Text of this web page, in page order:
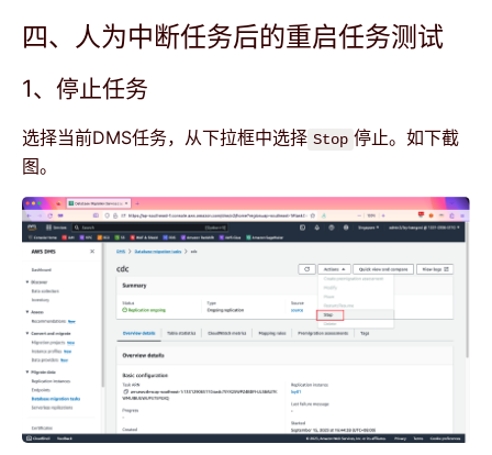
四、人为中断任务后的重启任务测试
1、停止任务
选择当前DMS任务，从下拉框中选择 Stop 停止。如下截
图。